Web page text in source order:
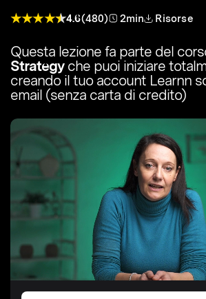
4.6(480) 2min Risorse
Questa lezione fa parte del
Strategyche puoi iniziare
creando il tuo account Learnn
email (senza carta di credito)